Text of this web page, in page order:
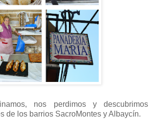
nos perdimos y descubrimos
de los barrios SacroMontes y Albaycín.